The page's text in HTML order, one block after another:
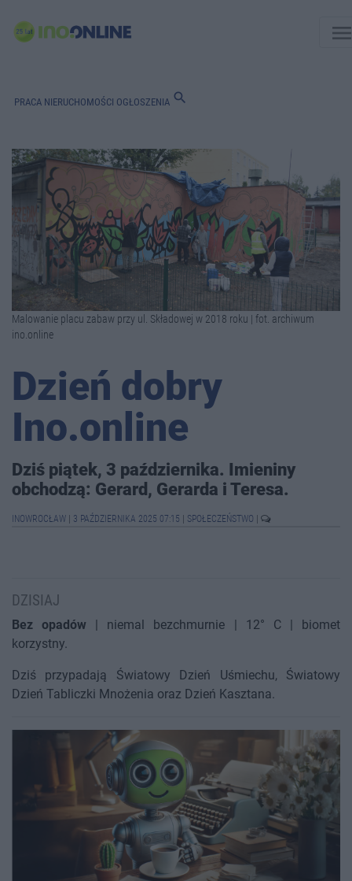
PRACA NIERUCHOMOŚCI OGŁOSZENIA search
Malowanie placu zabaw przy ul. Składowej w 2018 roku | fot. archiwum
ino.online
Dzień dobry
Ino.online
Dziś piątek, 3 października. Imieniny
obchodzą: Gerard, Gerarda i Teresa.
INOWROCŁAW 3 PAŹDZIERNIKA 2025 07:15 SPOŁECZEŃSTWO
DZISIAJ
Bez opadów | niemal bezchmurnie | 12° C | biomet
korzystny.
Dziś przypadają Światowy Dzień Uśmiechu, Światowy
Dzień Tabliczki Mnożenia oraz Dzień Kasztana.